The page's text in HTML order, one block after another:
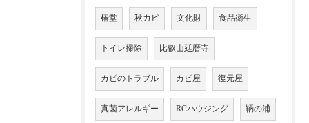
椿堂 秋カビ 文化財 食品衛生
トイレ掃除 比叡山延暦寺
カビのトラブル カビ屋 復元屋
真菌アレルギー RCハウジング 鞆の浦